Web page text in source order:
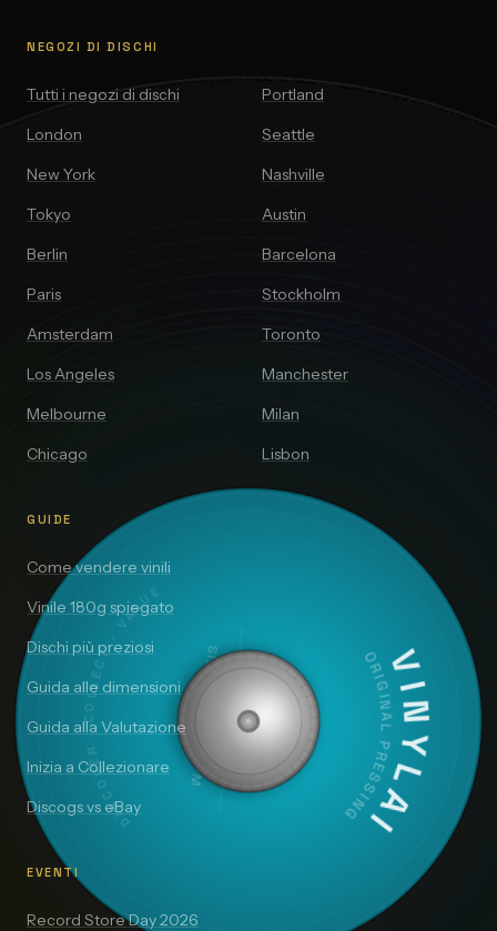
VINYLAI
ORIGINAL PRESSING
SIDE A — 33⅓ RPM
DISCOVER · COLLECT · VALUE
NEGOZI DI DISCHI
Tutti i negozi di dischi
London
New York
Tokyo
Berlin
Paris
Amsterdam
Los Angeles
Melbourne
Chicago
Portland
Seattle
Nashville
Austin
Barcelona
Stockholm
Toronto
Manchester
Milan
Lisbon
GUIDE
Come vendere vinili
Vinile 180g spiegato
Dischi più preziosi
Guida alle dimensioni
Guida alla Valutazione
Inizia a Collezionare
Discogs vs eBay
EVENTI
Record Store Day 2026